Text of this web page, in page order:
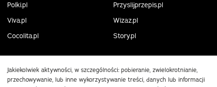
Polki.pl
Przyslijprzepis.pl
Viva.pl
Wizaz.pl
Cocolita.pl
Story.pl
Jakiekolwiek aktywności, w szczególności: pobieranie, zwielokrotnianie,
przechowywanie, lub inne wykorzystywanie treści, danych lub informacji